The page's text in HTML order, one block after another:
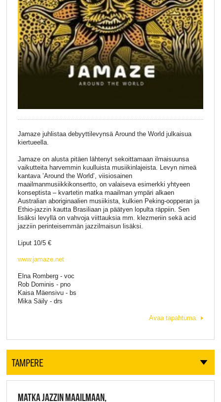
Jamaze juhlistaa debyyttilevynsä Around the World julkaisua
kiertueella.
Jamaze on alusta pitäen lähtenyt sekoittamaan ilmaisuunsa
vaikutteita harvemmin kuulluista musiikinlajeista. Levyn nimeä
kantava ’Around the World’, viisiosainen
maailmanmusiikkikonsertto, on valaiseva esimerkki yhtyeen
konseptista – kvartetin matka maailman ympäri alkaen
Australian aboriginaalien musiikista, kulkien Peking-oopperan ja
Ethio-jazzin kautta Brasiliaan ja päätyen lopulta räppiin. Sen
lisäksi levyllä on vahvoja viittauksia mm. klezmeriin sekä acid
jazziin perinteisemmän jazzilmaisun lisäksi.
Liput 10/5 €
www.jamaze.net
Elna Romberg - voc
Rob Dominis - pno
Kaisa Mäensivu - bs
Mika Säily - drs
Avaa tapahtuma
TAMPERE
MATKA JAZZIN MAAILMAAN,